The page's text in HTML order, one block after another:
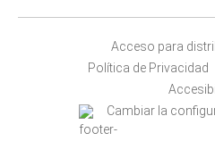
Acceso para
Política de Privacidad
Cambiar la